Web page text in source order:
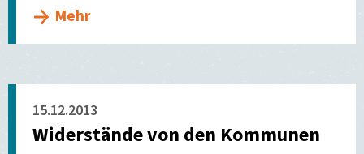
Mehr
15.12.2013
Widerstände von den Kommunen